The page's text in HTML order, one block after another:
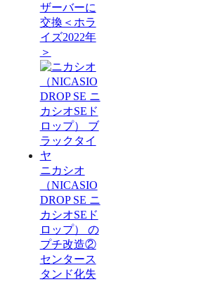
ザーバーに
交換＜ホラ
イズ2022年
＞
ニカシオ
（NICASIO
DROP SE ニ
カシオSEド
ロップ） の
プチ改造②
センタース
タンド化失